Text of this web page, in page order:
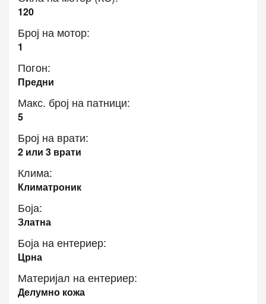
120
Број на мотор:
1
Погон:
Предни
Макс. број на патници:
5
Број на врати:
2 или 3 врати
Клима:
Климатроник
Боја:
Златна
Боја на ентериер:
Црна
Материјал на ентериер:
Делумно кожа